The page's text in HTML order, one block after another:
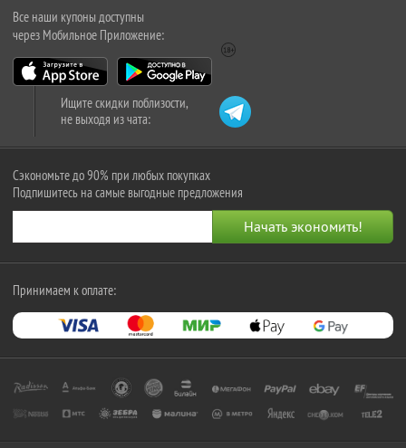
Все наши купоны доступны
через Мобильное Приложение:
Ищите скидки поблизости,
не выходя из чата:
Сэкономьте до 90% при любых покупках
Подпишитесь на самые выгодные предложения
Принимаем к оплате: